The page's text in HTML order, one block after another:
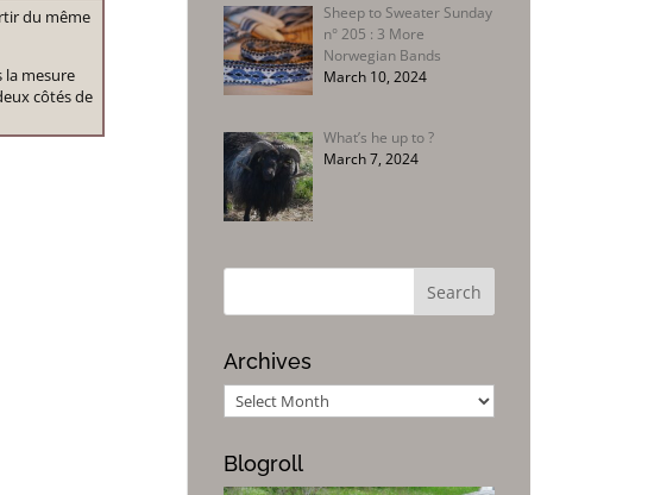
du même
la mesure
côtés de
Sheep to Sweater Sunday
n° 205 : 3 More
Norwegian Bands
March 10, 2024
What’s he up to ?
March 7, 2024
Archives
Archives
Blogroll